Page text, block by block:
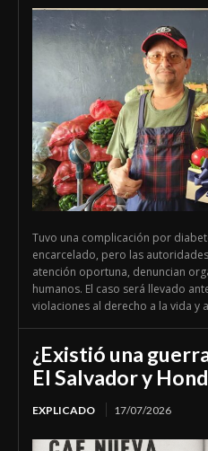
Tuvo una complicación por
encarcelado, pero las
atención oportuna, denuncian
humanos. El caso será llevado
violaciones al derecho a la vida y
¿Existió una
El Salvador y
EXPLICADO 17/07/2026